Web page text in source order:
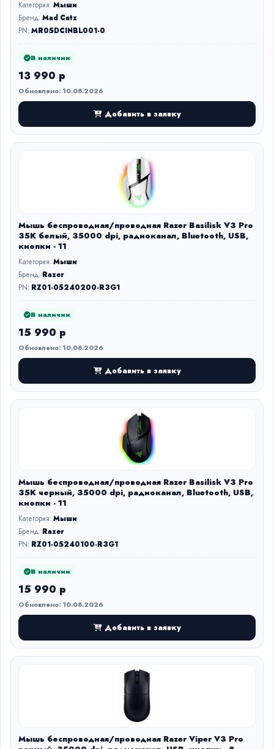
Категория:Мыши
Бренд:Mad Catz
PN:MR05DCINBL001-0
В наличии
13 990 р
Обновлено: 10.08.2026
Добавить в заявку
Мышь беспроводная/проводная Razer Basilisk V3 Pro
35K белый, 35000 dpi, радиоканал, Bluetooth, USB,
кнопки - 11
Категория:Мыши
Бренд: Razer
PN: RZ01-05240200-R3G1
В наличии
15 990 р
Обновлено: 10.08.2026
Добавить в заявку
Мышь беспроводная/проводная Razer Basilisk V3 Pro
35K черный, 35000 dpi, радиоканал, Bluetooth, USB,
кнопки - 11
Категория:Мыши
Бренд: Razer
PN: RZ01-05240100-R3G1
В наличии
15 990 р
Обновлено: 10.08.2026
Добавить в заявку
Мышь беспроводная/проводная Razer Viper V3 Pro